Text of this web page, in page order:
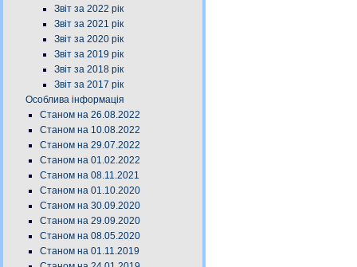
Звіт за 2022 рік
Звіт за 2021 рік
Звіт за 2020 рік
Звіт за 2019 рік
Звіт за 2018 рік
Звіт за 2017 рік
Особлива інформація
Станом на 26.08.2022
Станом на 10.08.2022
Станом на 29.07.2022
Станом на 01.02.2022
Станом на 08.11.2021
Станом на 01.10.2020
Станом на 30.09.2020
Станом на 29.09.2020
Станом на 08.05.2020
Станом на 01.11.2019